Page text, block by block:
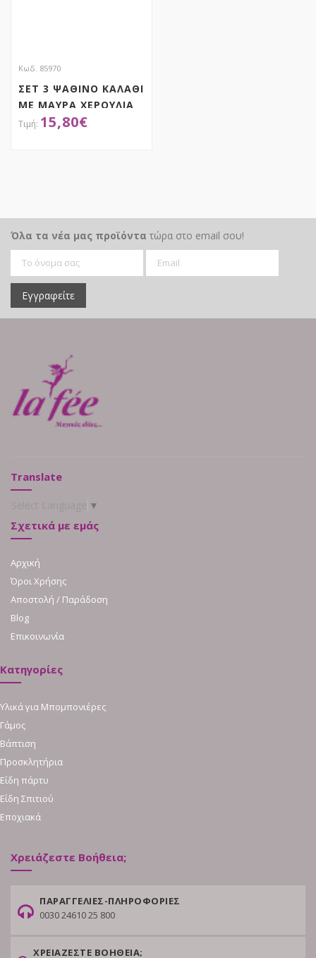
Κωδ. 85970
ΣΕΤ 3 ΨΑΘΙΝΟ ΚΑΛΑΘΙ
ΜΕ ΜΑΥΡΑ ΧΕΡΟΥΛΙΑ
ΚΑΙ ΣΧΕΔΙΑ 30Χ15
15,80€
Όλα τα νέα μας προϊόντα τώρα στο email σου!
Εγγραφείτε
Translate
▼
Σχετικά με εμάς
Αρχική
Όροι Χρήσης
Αποστολή / Παράδοση
Blog
Επικοινωνία
Κατηγορίες
Υλικά για Μπομπονιέρες
Γάμος
Βάπτιση
Προσκλητήρια
Είδη πάρτυ
Είδη Σπιτιού
Εποχιακά
Χρειάζεστε Βοήθεια;
ΠΑΡΑΓΓΕΛΙΕΣ-ΠΛΗΡΟΦΟΡΙΕΣ
0030 24610 25 800
ΧΡΕΙΑΖΕΣΤΕ ΒΟΗΘΕΙΑ;